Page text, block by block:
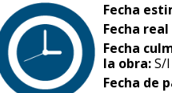
Fecha
Fecha
Fecha
la obra:S/I
Fecha de